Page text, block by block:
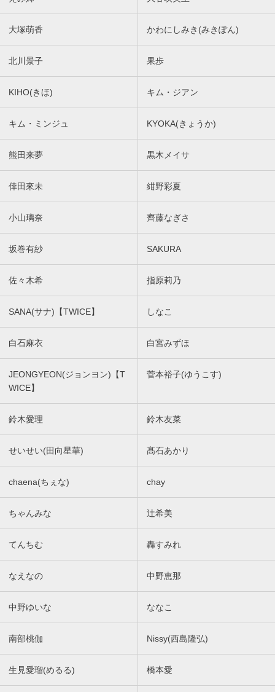
大塚萌香 かわにしみき(みきぽん)
北川景子 果歩
KIHO(きほ) キム・ジアン
キム・ミンジュ KYOKA(きょうか)
熊田来夢 黒木メイサ
倖田來未 紺野彩夏
小山璃奈 齊藤なぎさ
坂巻有紗 SAKURA
佐々木希 指原莉乃
SANA(サナ)【TWICE】 しなこ
白石麻衣 白宮みずほ
JEONGYEON(ジョンヨン)【T
WICE】
菅本裕子(ゆうこす)
鈴木愛理 鈴木友菜
せいせい(田向星華) 髙石あかり
chaena(ちぇな) chay
ちゃんみな 辻希美
てんちむ 轟すみれ
なえなの 中野恵那
中野ゆいな ななこ
南部桃伽 Nissy(西島隆弘)
生見愛瑠(めるる) 橋本愛